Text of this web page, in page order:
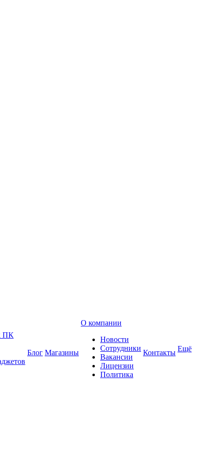
ПК
Блог Магазины
О компании
Новости
Сотрудники
Вакансии
Лицензии
Политика
Контакты Ещё